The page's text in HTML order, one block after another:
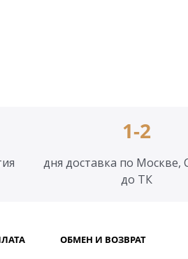
1-2
дня доставка по Москве,
до ТК
ОБМЕН И ВОЗВРАТ